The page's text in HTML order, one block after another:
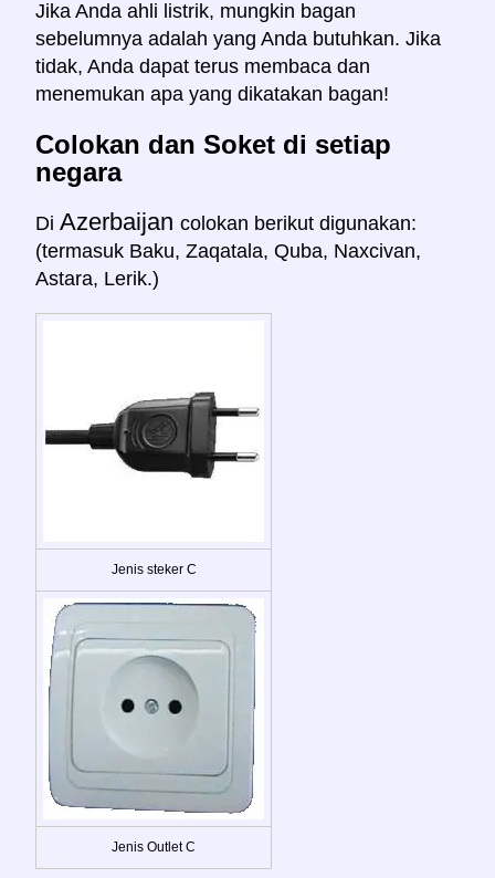
Jika Anda ahli listrik, mungkin bagan
sebelumnya adalah yang Anda butuhkan. Jika
tidak, Anda dapat terus membaca dan
menemukan apa yang dikatakan bagan!
Colokan dan Soket di setiap
negara
Di Azerbaijan colokan berikut digunakan:
(termasuk Baku, Zaqatala, Quba, Naxcivan,
Astara, Lerik.)
Jenis steker C
Jenis Outlet C